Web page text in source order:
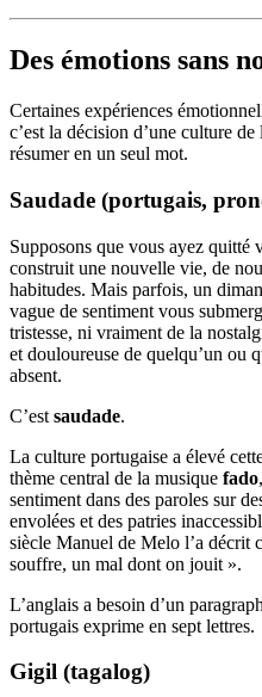
Des émotions sans
Certaines expériences
c’est la décision d’une culture
résumer en un seul mot.
Saudade (portugais,
Supposons que vous ayez
construit une nouvelle vie, de
habitudes. Mais parfois, un
vague de sentiment vous
tristesse, ni vraiment de la
et douloureuse de quelqu’un ou
absent.
C’est saudade.
La culture portugaise a élevé
thème central de la musique fado
sentiment dans des paroles sur
envolées et des patries
siècle Manuel de Melo l’a décrit
souffre, un mal dont on jouit ».
L’anglais a besoin d’un
portugais exprime en sept lettres.
Gigil (tagalog)